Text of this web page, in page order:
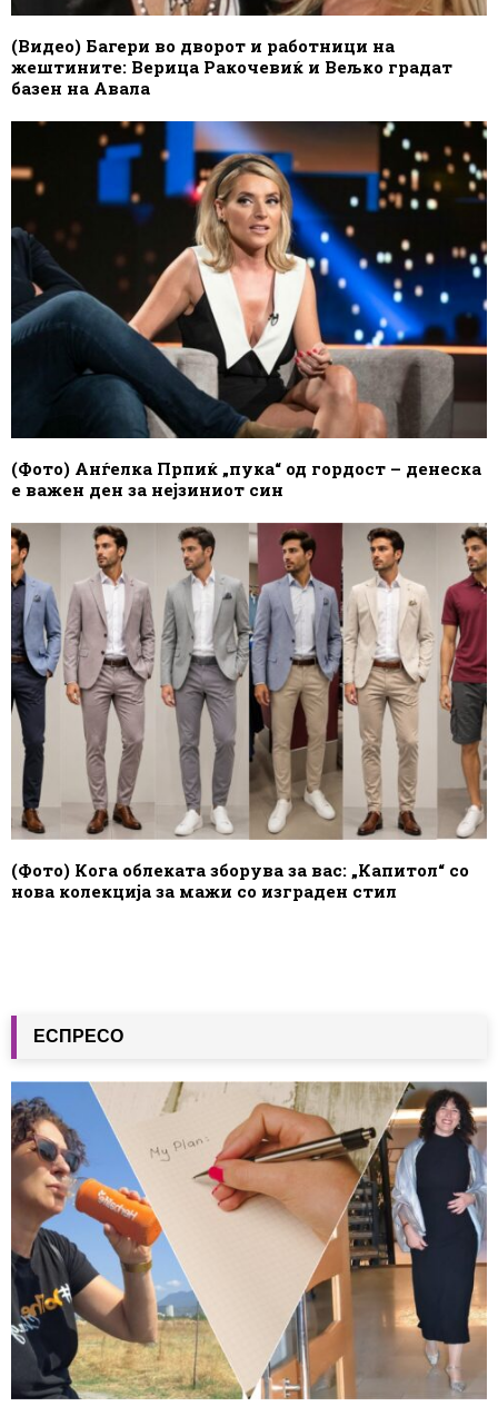
(Видео) Багери во дворот и работници на
жештините: Верица Ракочевиќ и Вељко градат
базен на Авала
(Фото) Анѓелка Прпиќ „пука“ од гордост – денеска
е важен ден за нејзиниот син
(Фото) Кога облеката зборува за вас: „Капитол“ со
нова колекција за мажи со изграден стил
ЕСПРЕСО